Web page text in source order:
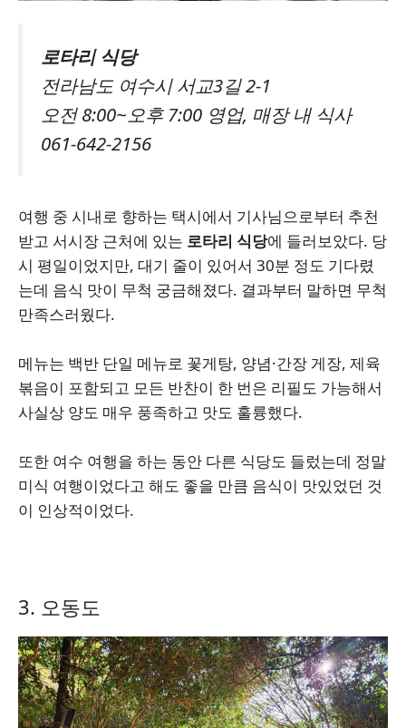
로타리 식당
전라남도 여수시 서교3길 2-1
오전 8:00~오후 7:00 영업, 매장 내 식사
061-642-2156
여행 중 시내로 향하는 택시에서 기사님으로부터 추천
받고 서시장 근처에 있는 로타리 식당에 들러보았다. 당
시 평일이었지만, 대기 줄이 있어서 30분 정도 기다렸
는데 음식 맛이 무척 궁금해졌다. 결과부터 말하면 무척
만족스러웠다.
메뉴는 백반 단일 메뉴로 꽃게탕, 양념·간장 게장, 제육
볶음이 포함되고 모든 반찬이 한 번은 리필도 가능해서
사실상 양도 매우 풍족하고 맛도 훌륭했다.
또한 여수 여행을 하는 동안 다른 식당도 들렀는데 정말
미식 여행이었다고 해도 좋을 만큼 음식이 맛있었던 것
이 인상적이었다.
3. 오동도